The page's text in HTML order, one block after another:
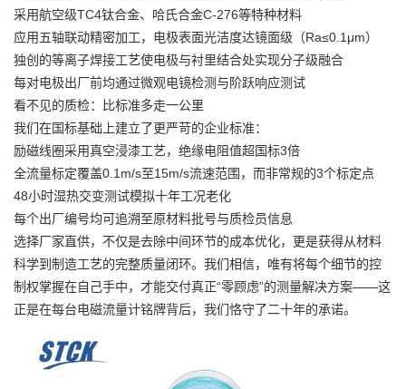
采用航空级TC4钛合金、哈氏合金C-276等特种材料
应用五轴联动精密加工，电极表面光洁度达镜面级（Ra≤0.1μm）
独创的等离子焊接工艺使电极与衬里结合处实现分子级融合
每对电极出厂前均通过微观电镜检测与阶跃响应测试
看不见的质检：比标准多走一公里
我们在国标基础上建立了更严苛的企业标准：
励磁线圈采用真空浸漆工艺，绝缘电阻值超国标3倍
全流量标定覆盖0.1m/s至15m/s流速范围，而非常规的3个标定点
48小时湿热交变测试模拟十年工况老化
每个出厂编号均可追溯至原材料批号与质检员信息
选择厂家直供，不仅是去除中间环节的成本优化，更是获得从材料
科学到制造工艺的完整质量闭环。我们相信，唯有将每个细节的控
制权掌握在自己手中，才能交付真正“零顾虑”的测量解决方案——这
正是在每台电磁流量计铭牌背后，我们恪守了二十年的承诺。